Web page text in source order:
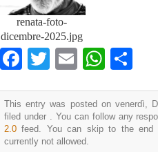
renata-foto-
dicembre-2025.jpg
Facebook
TwitterEmail
This entry was posted on venerdì,
filed under . You can follow any
2.0 feed. You can skip to the end
currently not allowed.